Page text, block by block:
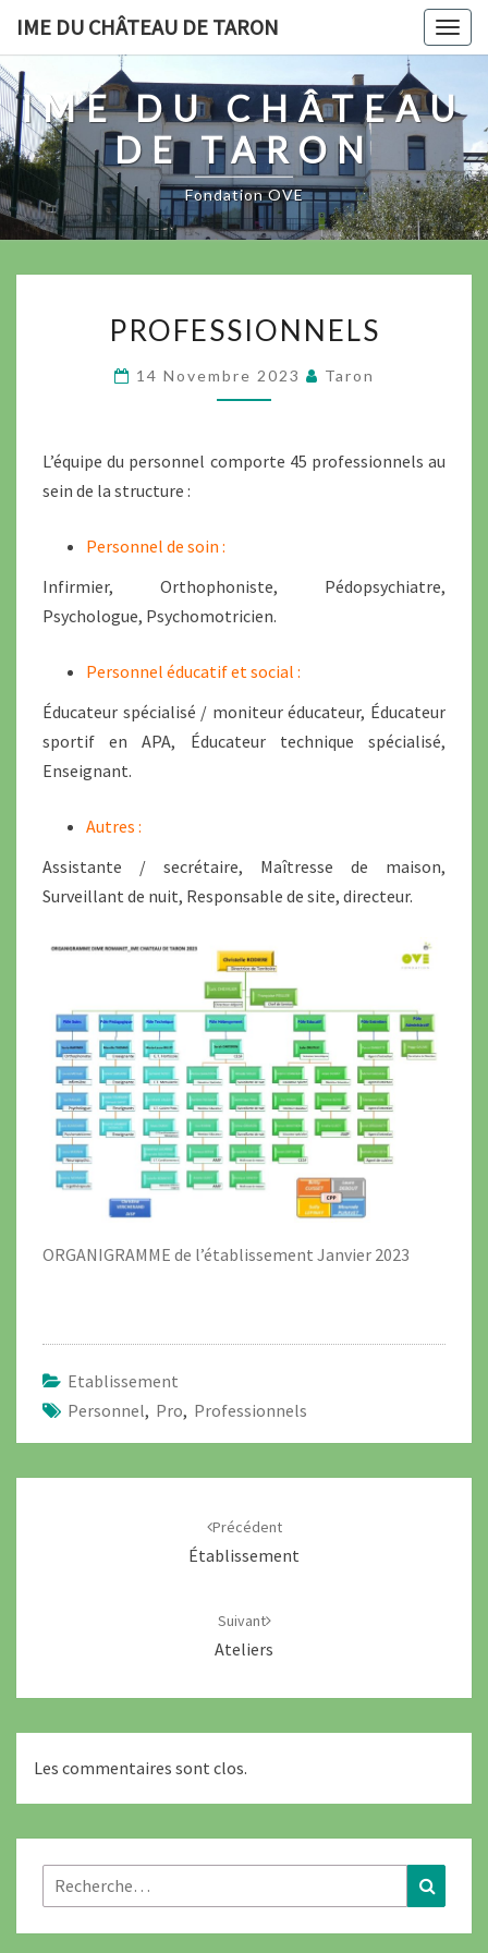
content
IME DU CHÂTEAU DE TARON
IME DU CHÂTEAU
DE TARON
Fondation OVE
PROFESSIONNELS
14 Novembre 2023 Taron
L’équipe du personnel comporte 45 professionnels au
sein de la structure :
Personnel de soin :
Infirmier, Orthophoniste, Pédopsychiatre,
Psychologue, Psychomotricien.
Personnel éducatif et social :
Éducateur spécialisé / moniteur éducateur, Éducateur
sportif en APA, Éducateur technique spécialisé,
Enseignant.
Autres :
Assistante / secrétaire, Maîtresse de maison,
Surveillant de nuit, Responsable de site, directeur.
ORGANIGRAMME de l’établissement Janvier 2023
Etablissement
Personnel, Pro, Professionnels
Précédent
Établissement
Suivant
Ateliers
Les commentaires sont clos.
Rechercher :